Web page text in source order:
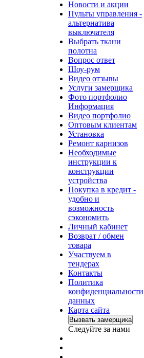
Новости и акции
Пульты управления -
альтернатива
выключателя
Выбрать ткани
полотна
Вопрос ответ
Шоу-рум
Видео отзывы
Услуги замерщика
Фото портфолио
Информация
Видео портфолио
Оптовым клиентам
Установка
Ремонт карнизов
Необходимые
инструкции к
конструкции
устройства
Покупка в кредит -
удобно и
возможность
сэкономить
Личный кабинет
Возврат / обмен
товара
Участвуем в
тендерах
Контакты
Политика
конфиденциальности
данных
Карта сайта
Вызвать замерщика
Следуйте за нами